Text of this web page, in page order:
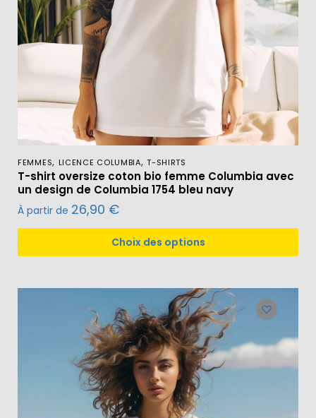
FEMMES, LICENCE COLUMBIA,T-SHIRTS
T-shirt oversize coton bio femme Columbia avec
un design de Columbia 1754 bleu navy
À partir de 26,90 €
Choix des options